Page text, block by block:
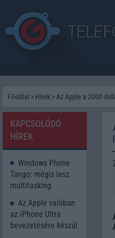
Főoldal > Hírek > Az Apple a 2000
KAPCSOLÓDÓ
HÍREK
Windows Phone
Tango: mégis lesz
multitasking
Az Apple valóban
az iPhone Ultra
bevezetésére készül